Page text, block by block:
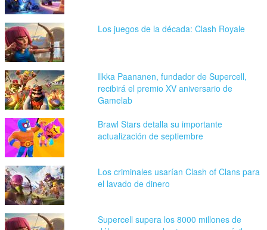
Los juegos de la década: Clash Royale
Ilkka Paananen, fundador de Supercell,
recibirá el premio XV aniversario de
Gamelab
Brawl Stars detalla su importante
actualización de septiembre
Los criminales usarían Clash of Clans para
el lavado de dinero
Supercell supera los 8000 millones de